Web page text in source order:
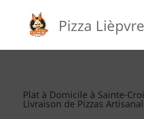
Pizza Lièpvre
Plat à Domicile à Sainte-
Livraison de Pizzas